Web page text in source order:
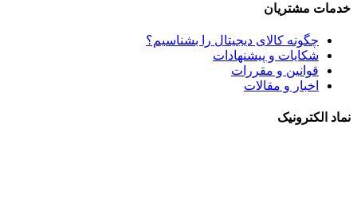
خدمات مشتریان
چگونه کالای دیجیتال را بشناسیم؟
شکایات و پیشنهادات
قوانین و مقررات
اخبار و مقالات
نماد الکترونیک